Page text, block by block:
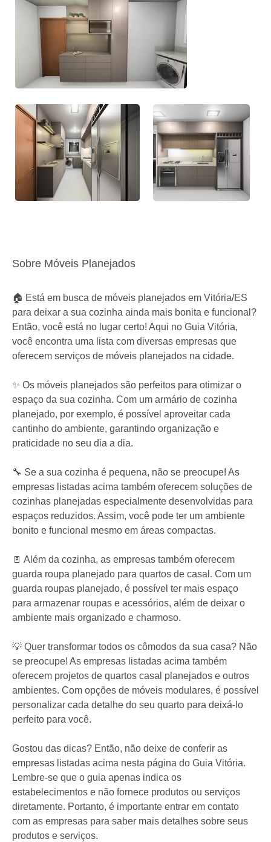
Sobre Móveis Planejados
🏠 Está em busca de móveis planejados em Vitória/ES
para deixar a sua cozinha ainda mais bonita e funcional?
Então, você está no lugar certo! Aqui no Guia Vitória,
você encontra uma lista com diversas empresas que
oferecem serviços de móveis planejados na cidade.
✨ Os móveis planejados são perfeitos para otimizar o
espaço da sua cozinha. Com um armário de cozinha
planejado, por exemplo, é possível aproveitar cada
cantinho do ambiente, garantindo organização e
praticidade no seu dia a dia.
🔧 Se a sua cozinha é pequena, não se preocupe! As
empresas listadas acima também oferecem soluções de
cozinhas planejadas especialmente desenvolvidas para
espaços reduzidos. Assim, você pode ter um ambiente
bonito e funcional mesmo em áreas compactas.
🚪 Além da cozinha, as empresas também oferecem
guarda roupa planejado para quartos de casal. Com um
guarda roupas planejado, é possível ter mais espaço
para armazenar roupas e acessórios, além de deixar o
ambiente mais organizado e charmoso.
💡 Quer transformar todos os cômodos da sua casa? Não
se preocupe! As empresas listadas acima também
oferecem projetos de quartos casal planejados e outros
ambientes. Com opções de móveis modulares, é possível
personalizar cada detalhe do seu quarto para deixá-lo
perfeito para você.
Gostou das dicas? Então, não deixe de conferir as
empresas listadas acima nesta página do Guia Vitória.
Lembre-se que o guia apenas indica os
estabelecimentos e não fornece produtos ou serviços
diretamente. Portanto, é importante entrar em contato
com as empresas para saber mais detalhes sobre seus
produtos e serviços.